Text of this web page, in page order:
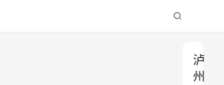
泸
州